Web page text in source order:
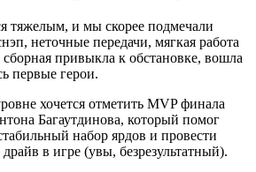
тяжелым, и мы скорее подмечали
неточные передачи, мягкая работа
привыкла к обстановке, вошла
первые герои.
хочется отметить MVP финала
Багаутдинова, который помог
набор ярдов и провести
в игре (увы, безрезультатный).